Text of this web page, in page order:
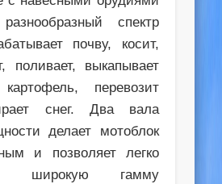
спектр
почву, косит,
поливает, выкапывает
перевозит
снег. Два вала
делает мотоблок
и позволяет легко
широкую гамму